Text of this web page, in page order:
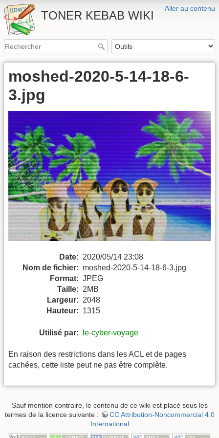
Aller au contenu
TONER KEBAB WIKI
moshed-2020-5-14-18-6-
3.jpg
Date: 2020/05/14 23:08
Nom de fichier: moshed-2020-5-14-18-6-3.jpg
Format: JPEG
Taille: 2MB
Largeur: 2048
Hauteur: 1315
Utilisé par: le-cyber-voyage
En raison des restrictions dans les ACL et de pages
cachées, cette liste peut ne pas être complète.
Sauf mention contraire, le contenu de ce wiki est placé sous les
termes de la licence suivante :
CC Attribution-Noncommercial 4.0
International